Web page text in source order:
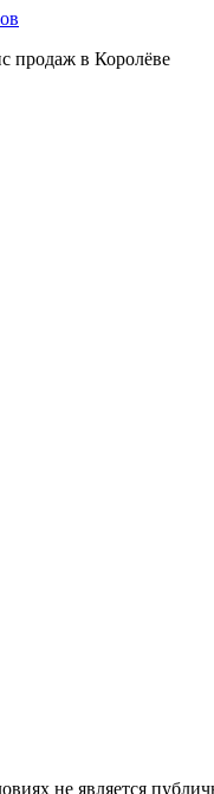
продаж в Королёве
не является